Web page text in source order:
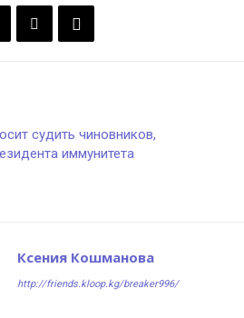
судить чиновников,
иммунитета
Ксения Кошманова
http://friends.kloop.kg/breaker996/